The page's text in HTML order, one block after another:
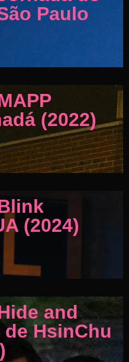
Paulo
(2022)
(2024)
and
de HsinChu